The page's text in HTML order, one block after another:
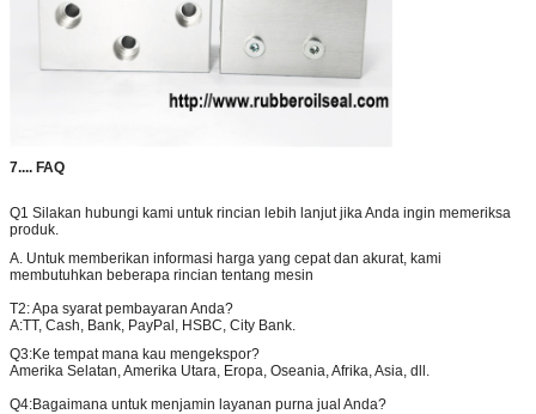
CAR-261/160-
970ST
224/140 42049996 224/140 42049996
92
Kit perbaikan
silinder laut
Kit perbaikan
silinder laut
Kit perbaikan
silinder laut
93
Kit Seal Silinder
Hydraulic Marine
Hatchn Cover
(berdasarkan
sampel)
Hatcn Tutup Kit
Hydraulic Silinder
Hatcn Tutup Kit
7.... FAQ
Q1 Silakan hubungi kami untuk rincian lebih lanjut jika Anda ingin memeriksa
produk.
A. Untuk memberikan informasi harga yang cepat dan akurat, kami
membutuhkan beberapa rincian tentang mesin
T2: Apa syarat pembayaran Anda?
A:TT, Cash, Bank, PayPal, HSBC, City Bank.
Q3:Ke tempat mana kau mengekspor?
Amerika Selatan, Amerika Utara, Eropa, Oseania, Afrika, Asia, dll.
Q4:Bagaimana untuk menjamin layanan purna jual Anda?